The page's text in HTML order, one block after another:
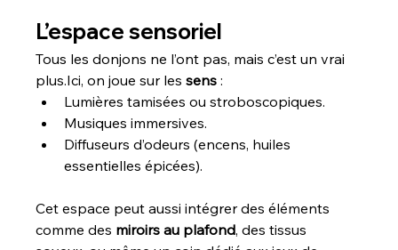
L’espace sensoriel
Tous les donjons ne l’ont pas, mais c’est un vrai
plus.Ici, on joue sur les sens :
Lumières tamisées ou stroboscopiques.
Musiques immersives.
Diffuseurs d’odeurs (encens, huiles
essentielles épicées).
Cet espace peut aussi intégrer des éléments
comme des miroirs au plafond, des tissus